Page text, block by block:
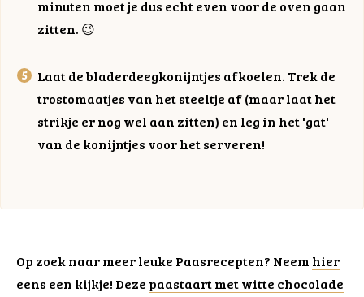
minuten moet je dus echt even voor de oven gaan
zitten. 😉
Laat de bladerdeegkonijntjes afkoelen. Trek de
trostomaatjes van het steeltje af (maar laat het
strikje er nog wel aan zitten) en leg in het 'gat'
van de konijntjes voor het serveren!
Op zoek naar meer leuke Paasrecepten? Neem hier
eens een kijkje! Deze paastaart met witte chocolade